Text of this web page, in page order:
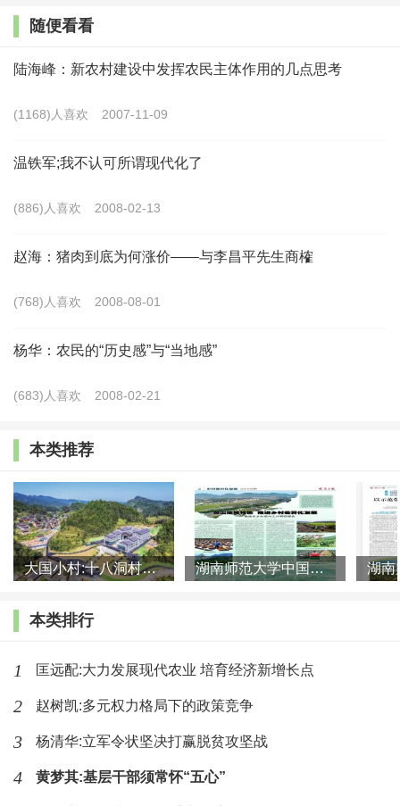
人口变迁对生态宜居的影响：短期挑战与长期潜力。短
药的过量施用，加剧生态压力。但长期来看，要素更替促进
了技术进步和农业生产结构调整，最终可能有利于生态。从
密度下降而上升，在有限的资金约束下难以满足人们需求。
但从长期来看，人口的集中居住有利于降低宜居成本。当前
的矛盾严重，协调长期目标与短期目标任务依然艰巨。
3、人口变迁对乡风文明的影响
精神文化供给面临规模经济和公共服务均等化难题。精
需求不同，进一步影响公共服务数量、质量以及均等化。过
迁，老龄人口占比增加，如何调整文化供给，使其符合老年
人需求，是当前乡风文明建设的一大挑战。老人、病人看护
服务既是生活照料，更是精神慰藉，应当发挥公共产品和制
受的公共服务数量和质量相等，还是每一个人享受公共服务
靠上级转移支付，还是当地农村集体经济组织自筹。若依靠
集体经济组织，需界定成员资格与分配机制，以确保乡村治
理的可持续性。
4、人口变迁对治理有效的影响
随便看看
陆海峰：新农村建设中发挥农民主体作用的几点思考
(1168)人喜欢 2007-11-09
温铁军;我不认可所谓现代化了
(886)人喜欢 2008-02-13
赵海：猪肉到底为何涨价——与李昌平先生商榷
(768)人喜欢 2008-08-01
杨华：农民的“历史感”与“当地感”
(683)人喜欢 2008-02-21
本类推荐
大国小村:十八洞村的现代变迁是一道美丽的风景线 湖南师范大学中国乡村振兴研究院课题组:突出地域特色 推进乡村
本类排行
1 匡远配:大力发展现代农业 培育经济新增长点
2 赵树凯:多元权力格局下的政策竞争
3 杨清华:立军令状坚决打赢脱贫攻坚战
4 黄梦其:基层干部须常怀“五心”